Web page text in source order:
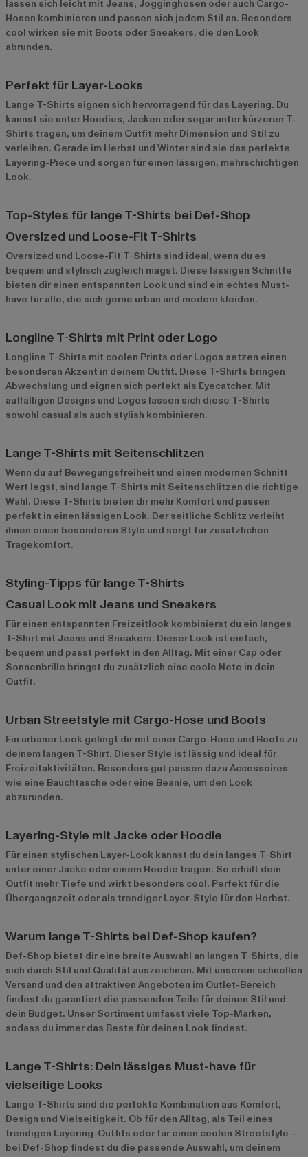
lassen sich leicht mit Jeans, Jogginghosen oder auch Cargo-
Hosen kombinieren und passen sich jedem Stil an. Besonders
cool wirken sie mit Boots oder Sneakers, die den Look
abrunden.
Perfekt für Layer-Looks
Lange T-Shirts eignen sich hervorragend für das Layering. Du
kannst sie unter Hoodies, Jacken oder sogar unter kürzeren T-
Shirts tragen, um deinem Outfit mehr Dimension und Stil zu
verleihen. Gerade im Herbst und Winter sind sie das perfekte
Layering-Piece und sorgen für einen lässigen, mehrschichtigen
Look.
Top-Styles für lange T-Shirts bei Def-Shop
Oversized und Loose-Fit T-Shirts
Oversized und Loose-Fit T-Shirts sind ideal, wenn du es
bequem und stylisch zugleich magst. Diese lässigen Schnitte
bieten dir einen entspannten Look und sind ein echtes Must-
have für alle, die sich gerne urban und modern kleiden.
Longline T-Shirts mit Print oder Logo
Longline T-Shirts mit coolen Prints oder Logos setzen einen
besonderen Akzent in deinem Outfit. Diese T-Shirts bringen
Abwechslung und eignen sich perfekt als Eyecatcher. Mit
auffälligen Designs und Logos lassen sich diese T-Shirts
sowohl casual als auch stylish kombinieren.
Lange T-Shirts mit Seitenschlitzen
Wenn du auf Bewegungsfreiheit und einen modernen Schnitt
Wert legst, sind lange T-Shirts mit Seitenschlitzen die richtige
Wahl. Diese T-Shirts bieten dir mehr Komfort und passen
perfekt in einen lässigen Look. Der seitliche Schlitz verleiht
ihnen einen besonderen Style und sorgt für zusätzlichen
Tragekomfort.
Styling-Tipps für lange T-Shirts
Casual Look mit Jeans und Sneakers
Für einen entspannten Freizeitlook kombinierst du ein langes
T-Shirt mit Jeans und Sneakers. Dieser Look ist einfach,
bequem und passt perfekt in den Alltag. Mit einer Cap oder
Sonnenbrille bringst du zusätzlich eine coole Note in dein
Outfit.
Urban Streetstyle mit Cargo-Hose und Boots
Ein urbaner Look gelingt dir mit einer Cargo-Hose und Boots zu
deinem langen T-Shirt. Dieser Style ist lässig und ideal für
Freizeitaktivitäten. Besonders gut passen dazu Accessoires
wie eine Bauchtasche oder eine Beanie, um den Look
abzurunden.
Layering-Style mit Jacke oder Hoodie
Für einen stylischen Layer-Look kannst du dein langes T-Shirt
unter einer Jacke oder einem Hoodie tragen. So erhält dein
Outfit mehr Tiefe und wirkt besonders cool. Perfekt für die
Übergangszeit oder als trendiger Layer-Style für den Herbst.
Warum lange T-Shirts bei Def-Shop kaufen?
Def-Shop bietet dir eine breite Auswahl an langen T-Shirts, die
sich durch Stil und Qualität auszeichnen. Mit unserem schnellen
Versand und den attraktiven Angeboten im Outlet-Bereich
findest du garantiert die passenden Teile für deinen Stil und
dein Budget. Unser Sortiment umfasst viele Top-Marken,
sodass du immer das Beste für deinen Look findest.
Lange T-Shirts: Dein lässiges Must-have für
vielseitige Looks
Lange T-Shirts sind die perfekte Kombination aus Komfort,
Design und Vielseitigkeit. Ob für den Alltag, als Teil eines
trendigen Layering-Outfits oder für einen coolen Streetstyle –
bei Def-Shop findest du die passende Auswahl, um deinem